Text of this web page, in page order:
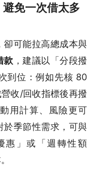
免一次借太多
卻可能拉高總成本與
款 ，建議以「分段撥
到位：例如先核 80
收/回收指標後再撥
用計算、風險更可
於季節性需求，可與
惠」或「週轉性額